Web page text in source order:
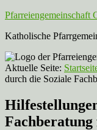
Pfarreiengemeinschaft
Katholische
Aktuelle Seite:
durch die Soziale
Fachberatung